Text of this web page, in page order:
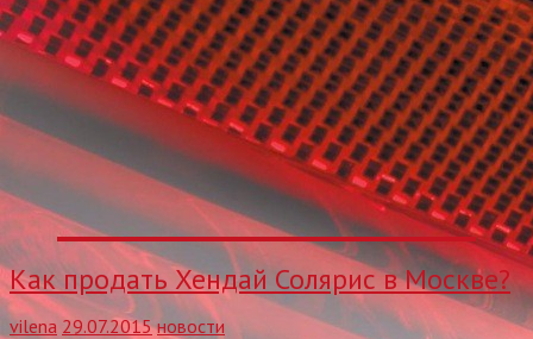
Как продать Хендай Солярис в Москве?
vilena 29.07.2015 новости